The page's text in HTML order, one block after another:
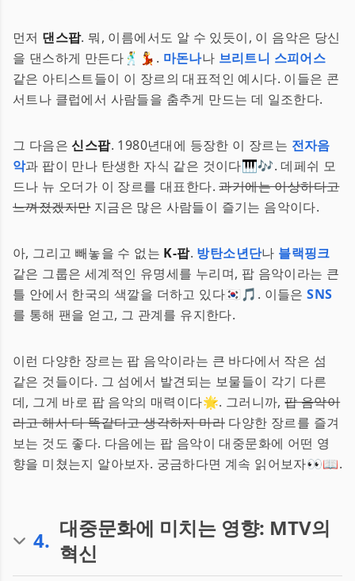
먼저 댄스팝. 뭐, 이름에서도 알 수 있듯이, 이 음악은 당신
을 댄스하게 만든다🕺💃. 마돈나나 브리트니 스피어스
같은 아티스트들이 이 장르의 대표적인 예시다. 이들은 콘
서트나 클럽에서 사람들을 춤추게 만드는 데 일조한다.
그 다음은신스팝. 1980년대에 등장한 이 장르는 전자음
악과 팝이 만나 탄생한 자식 같은 것이다🎹🎶. 데페쉬 모
드나 뉴 오더가 이 장르를 대표한다.과거에는 이상하다고
느껴졌겠지만지금은 많은 사람들이 즐기는 음악이다.
아, 그리고 빼놓을 수 없는 K-팝. 방탄소년단나 블랙핑크
같은 그룹은 세계적인 유명세를 누리며, 팝 음악이라는 큰
틀 안에서 한국의 색깔을 더하고 있다🇰🇷🎵. 이들은SNS
를 통해 팬을 얻고, 그 관계를 유지한다.
이런 다양한 장르는 팝 음악이라는 큰 바다에서 작은 섬
같은 것들이다. 그 섬에서 발견되는 보물들이 각기 다른
데, 그게 바로 팝 음악의 매력이다🌟. 그러니까,팝 음악이
라고 해서 다 똑같다고 생각하지 마라 다양한 장르를 즐겨
보는 것도 좋다. 다음에는 팝 음악이 대중문화에 어떤 영
향을 미쳤는지 알아보자. 궁금하다면 계속 읽어보자👀📖.
4. 대중문화에 미치는 영향: MTV의
혁신